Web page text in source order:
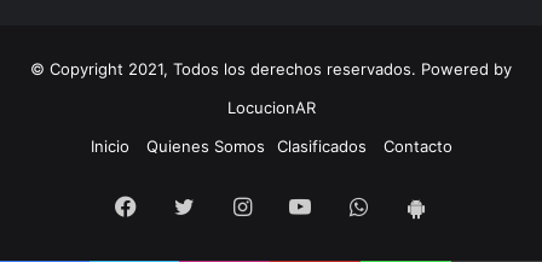
© Copyright 2021, Todos los derechos reservados. Powered by
LocucionAR
Inicio
Quienes Somos Clasificados Contacto
Facebook
TwitterInstagramYoutubeWhatsapp